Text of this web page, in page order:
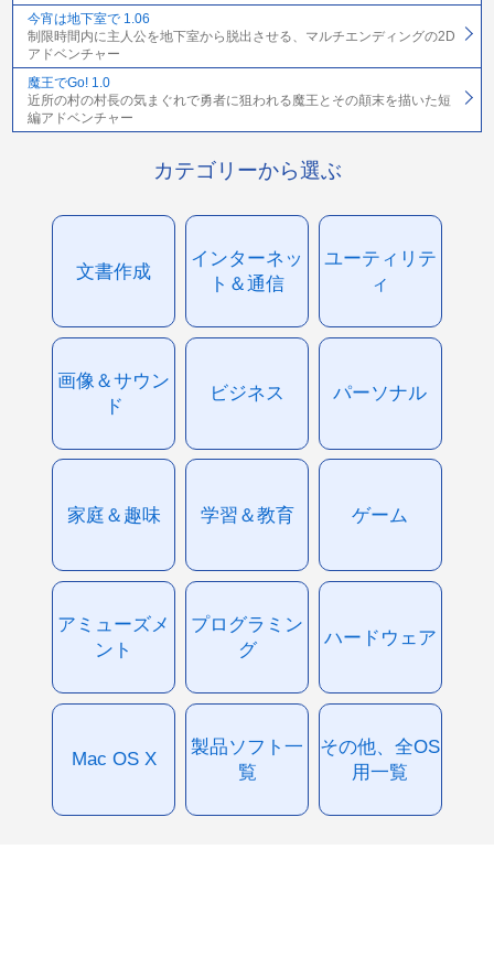
今宵は地下室で 1.06
制限時間内に主人公を地下室から脱出させる、マルチエンディングの2D
アドベンチャー
魔王でGo! 1.0
近所の村の村長の気まぐれで勇者に狙われる魔王とその顛末を描いた短
編アドベンチャー
カテゴリーから選ぶ
文書作成
インターネッ
ト＆通信
ユーティリテ
ィ
画像＆サウン
ド
ビジネス パーソナル
家庭＆趣味 学習＆教育 ゲーム
アミューズメ
ント
プログラミン
グ
ハードウェア
Mac OS X
製品ソフト一
覧
その他、全OS
用一覧